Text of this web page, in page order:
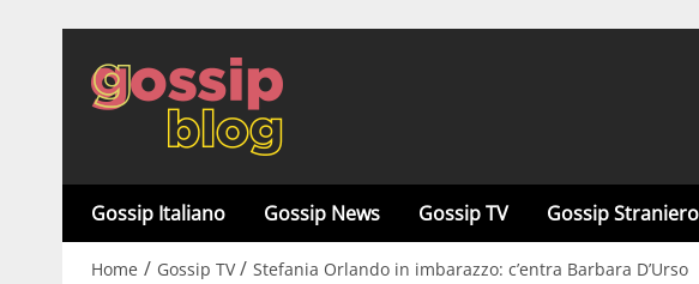
Gossip Italiano Gossip News Gossip TV Gossip Straniero
Home / Gossip TV / Stefania Orlando in imbarazzo: c’entra Barbara D’Urso